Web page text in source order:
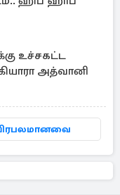
உச்சகட்ட
அத்வானி